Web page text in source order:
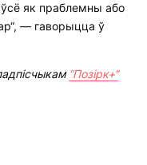
як праблемны або
— гаворыцца ў
“Позірк+“